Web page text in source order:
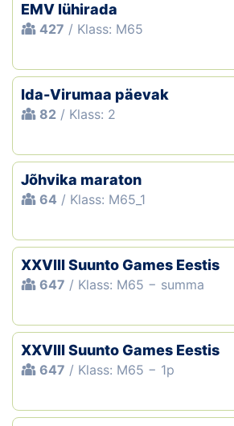
EMV lühirada
427 / Klass: M65
Ida-Virumaa päevak
82 / Klass: 2
Jõhvika maraton
64 / Klass: M65_1
XXVIII Suunto Games Eestis
647 / Klass: M65 − summa
XXVIII Suunto Games Eestis
647 / Klass: M65 − 1p